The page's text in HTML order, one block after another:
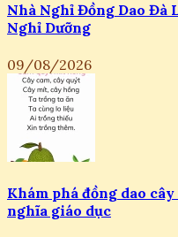
Nhà Nghỉ Đồng Dao Đà
Nghỉ Dưỡng
09/08/2026
Khám phá đồng dao
nghĩa giáo dục